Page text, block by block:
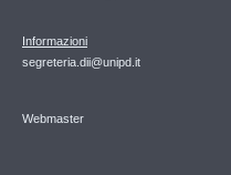
Informazioni
segreteria.dii@unipd.it
Webmaster